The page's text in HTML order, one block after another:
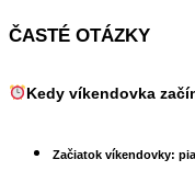
ČASTÉ OTÁZKY
Kedy víkendovka
Začiatok víkendovky: